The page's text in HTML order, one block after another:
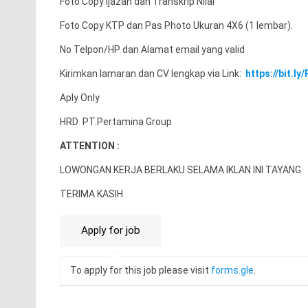
Foto Copy KTP dan Pas Photo Ukuran 4X6 (1 lembar).
No Telpon/HP dan Alamat email yang valid
Kirimkan lamaran dan CV lengkap via Link: https://bit.ly/
Aply Only
HRD PT.Pertamina Group
ATTENTION :
LOWONGAN KERJA BERLAKU SELAMA IKLAN INI TAYANG
TERIMA KASIH
To apply for this job please visit forms.gle.